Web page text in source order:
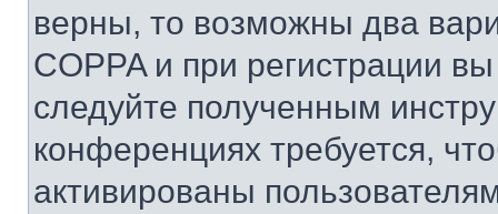
верны, то возможны два
COPPA и при регистрации
следуйте полученным
конференциях требуется,
активированы